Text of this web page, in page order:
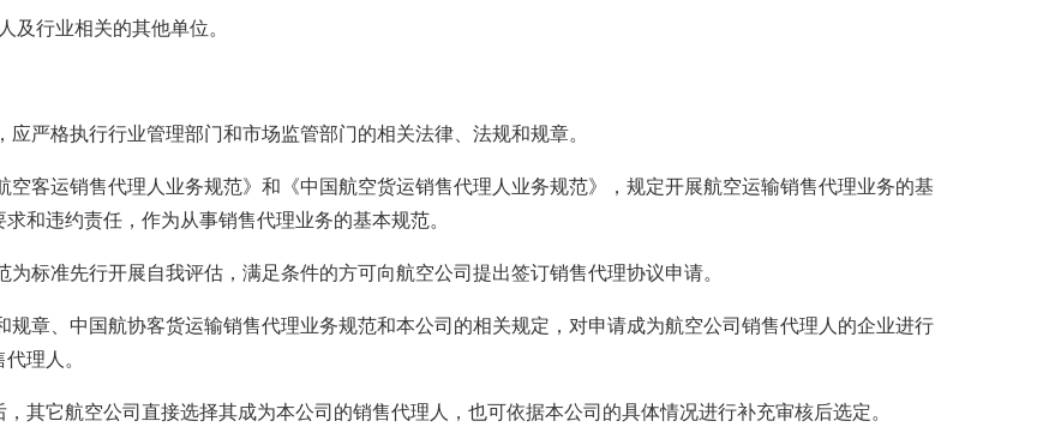
行业相关的其他单位。
格执行行业管理部门和市场监管部门的相关法律、法规和规章。
运销售代理人业务规范》和《中国航空货运销售代理人业务规范》，规定开展航空运输销售代理业务的基
和违约责任，作为从事销售代理业务的基本规范。
准先行开展自我评估，满足条件的方可向航空公司提出签订销售代理协议申请。
、中国航协客货运输销售代理业务规范和本公司的相关规定，对申请成为航空公司销售代理人的企业进行
理人。
它航空公司直接选择其成为本公司的销售代理人，也可依据本公司的具体情况进行补充审核后选定。